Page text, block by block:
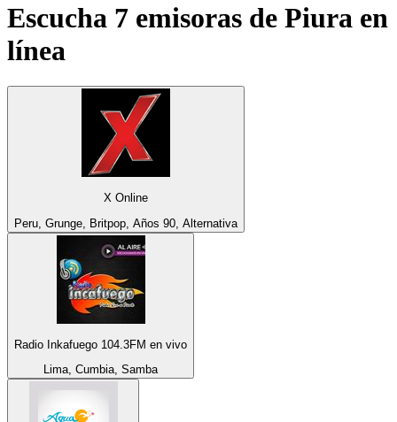
Escucha 7 emisoras de Piura en
línea
X Online
Peru, Grunge, Britpop, Años 90, Alternativa
Radio Inkafuego 104.3FM en vivo
Lima, Cumbia, Samba